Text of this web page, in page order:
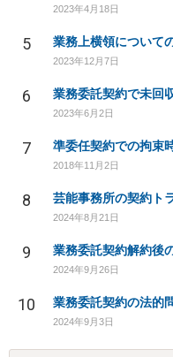
2023年4月18日
5 業務上横領について
2023年12月7日
6
2023年6月2日
7 準委任契約での拘束
2018年11月2日
8 芸能事務所の契約ト
2024年8月21日
9
2024年9月26日
10 業務委託契約の法的
2024年9月3日